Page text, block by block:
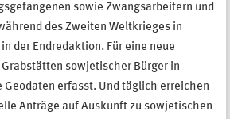
sowie Zwangsarbeitern und
des Zweiten Weltkrieges in
der Endredaktion. Für eine neue
sowjetischer Bürger in
Geodaten erfasst. Und täglich erreichen
Anträge auf Auskunft zu sowjetischen